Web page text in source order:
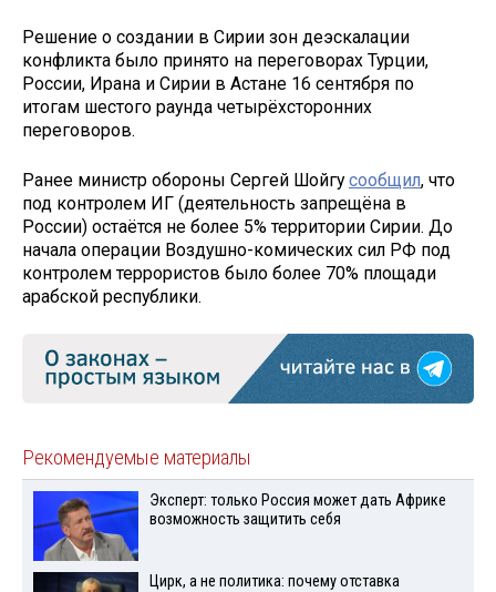
Решение о создании в Сирии зон деэскалации
конфликта было принято на переговорах Турции,
России, Ирана и Сирии в Астане 16 сентября по
итогам шестого раунда четырёхсторонних
переговоров.
Ранее министр обороны Сергей Шойгусообщил, что
под контролем ИГ (деятельность запрещёна в
России) остаётся не более 5% территории Сирии. До
начала операции Воздушно-комических сил РФ под
контролем террористов было более 70% площади
арабской республики.
Рекомендуемые материалы
Эксперт: только Россия может дать Африке
возможность защитить себя
Цирк, а не политика: почему отставка